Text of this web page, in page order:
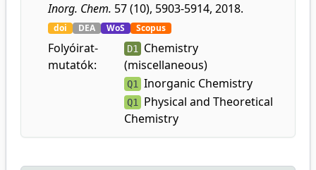
Inorg. Chem. 57 (10), 5903-5914, 2018.
doi DEA WoS Scopus
Folyóirat-
mutatók:
D1
Chemistry
(miscellaneous)
Q1 Inorganic Chemistry
Q1
Physical and Theoretical
Chemistry